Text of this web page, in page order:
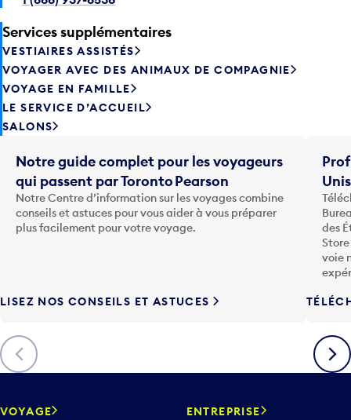
Services supplémentaires
VESTIAIRES ASSISTÉS
VOYAGER AVEC DES ANIMAUX DE COMPAGNIE
VOYAGE EN FAMILLE
LE SERVICE D’ACCUEIL
SALONS
Précédent
Notre guide complet pour les voyageurs
qui passent par Toronto Pearson
Notre Centre d’information sur les voyages combine
conseils et astuces pour vous aider à vous préparer
plus facilement pour votre voyage.
LISEZ NOS CONSEILS ET ASTUCES
des
voie
VOYAGE ENTREPRISE